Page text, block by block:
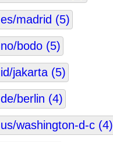
es/madrid (5)
no/bodo (5)
id/jakarta (5)
de/berlin (4)
us/washington-d-c (4)